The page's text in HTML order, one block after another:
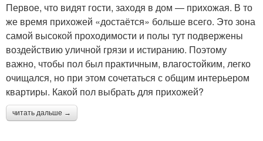
Первое, что видят гости, заходя в дом — прихожая. В то
же время прихожей «достаётся» больше всего. Это зона
самой высокой проходимости и полы тут подвержены
воздействию уличной грязи и истиранию. Поэтому
важно, чтобы пол был практичным, влагостойким, легко
очищался, но при этом сочетаться с общим интерьером
квартиры. Какой пол выбрать для прихожей?
читать дальше →